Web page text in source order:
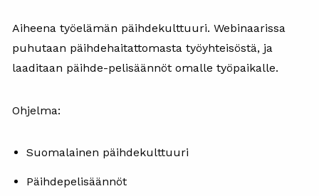
Aiheena työelämän päihdekulttuuri. Webinaarissa
puhutaan päihdehaitattomasta työyhteisöstä, ja
laaditaan päihde-pelisäännöt omalle työpaikalle.
Ohjelma:
Suomalainen päihdekulttuuri
Päihdepelisäännöt